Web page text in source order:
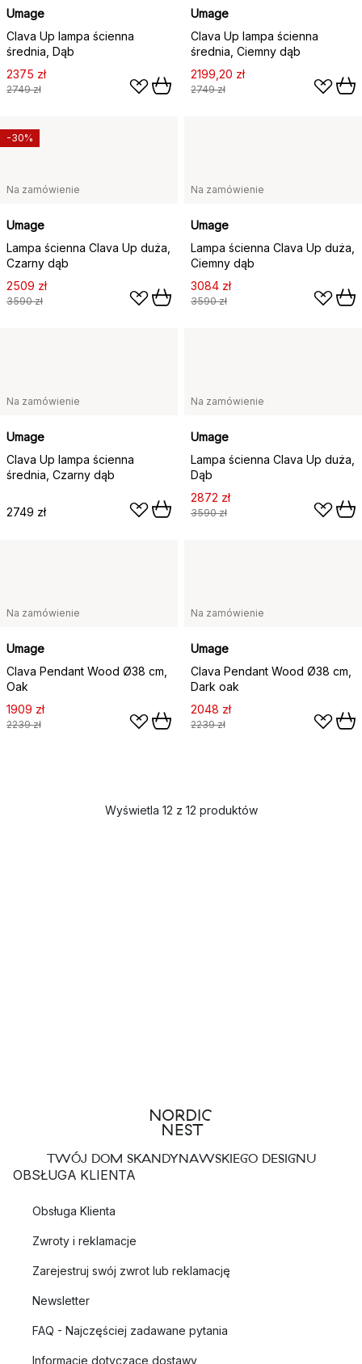
Umage
Clava Up lampa ścienna
średnia, Dąb
2375 zł
2749 zł
Umage
Clava Up lampa ścienna
średnia, Ciemny dąb
2199,20 zł
2749 zł
Na zamówienie
Umage
Lampa ścienna Clava Up duża,
Czarny dąb
2509 zł
3590 zł
-30%
Na zamówienie
Umage
Lampa ścienna Clava Up duża,
Ciemny dąb
3084 zł
3590 zł
Na zamówienie
Umage
Clava Up lampa ścienna
średnia, Czarny dąb
2749 zł
Na zamówienie
Umage
Lampa ścienna Clava Up duża,
Dąb
2872 zł
3590 zł
Na zamówienie
Umage
Clava Pendant Wood Ø38 cm,
Oak
1909 zł
2239 zł
Na zamówienie
Umage
Clava Pendant Wood Ø38 cm,
Dark oak
2048 zł
2239 zł
Wyświetla 12 z 12 produktów
TWÓJ DOM SKANDYNAWSKIEGO DESIGNU
OBSŁUGA KLIENTA
Obsługa Klienta
Zwroty i reklamacje
Zarejestruj swój zwrot lub reklamację
Newsletter
FAQ - Najczęściej zadawane pytania
Informacje dotyczące dostawy